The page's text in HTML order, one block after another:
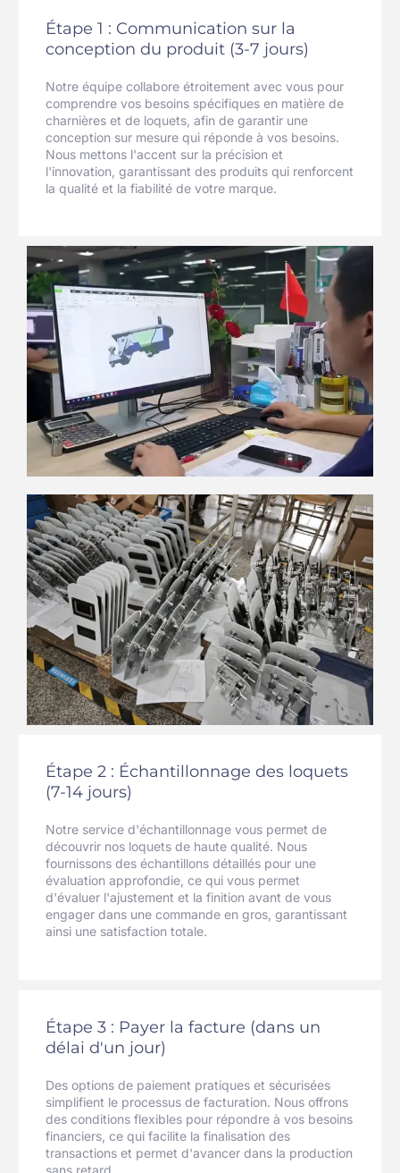
Étape 1 : Communication sur la
conception du produit (3-7 jours)
Notre équipe collabore étroitement avec vous pour
comprendre vos besoins spécifiques en matière de
charnières et de loquets, afin de garantir une
conception sur mesure qui réponde à vos besoins.
Nous mettons l'accent sur la précision et
l'innovation, garantissant des produits qui renforcent
la qualité et la fiabilité de votre marque.
Étape 2 : Échantillonnage des loquets
(7-14 jours)
Notre service d'échantillonnage vous permet de
découvrir nos loquets de haute qualité. Nous
fournissons des échantillons détaillés pour une
évaluation approfondie, ce qui vous permet
d'évaluer l'ajustement et la finition avant de vous
engager dans une commande en gros, garantissant
ainsi une satisfaction totale.
Étape 3 : Payer la facture (dans un
délai d'un jour)
Des options de paiement pratiques et sécurisées
simplifient le processus de facturation. Nous offrons
des conditions flexibles pour répondre à vos besoins
financiers, ce qui facilite la finalisation des
transactions et permet d'avancer dans la production
sans retard.